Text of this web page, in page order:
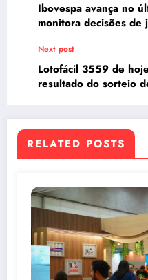
Ibovespa avança no
monitora decisões de
Next post
Lotofácil 3559 de
resultado do sorteio
RELATED POSTS